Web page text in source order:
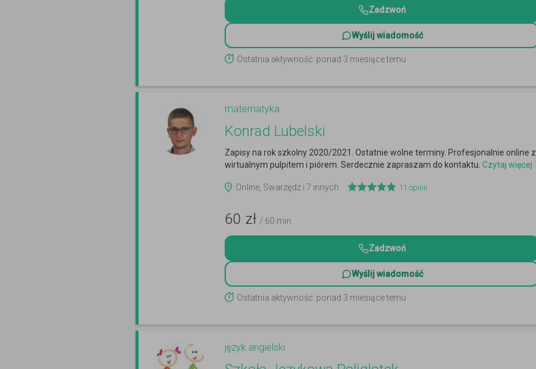
Zadzwoń
Wyślij wiadomość
Ostatnia aktywność: ponad 3 miesiące temu
matematyka
Konrad Lubelski
Zapisy na rok szkolny 2020/2021. Ostatnie wolne terminy. Profesjonalnie online z
wirtualnym pulpitem i piórem. Serdecznie zapraszam do kontaktu. Czytaj więcej
Online, Swarzędz i 7 innych 11 opinii
60 zł / 60 min
Zadzwoń
Wyślij wiadomość
Ostatnia aktywność: ponad 3 miesiące temu
język angielski